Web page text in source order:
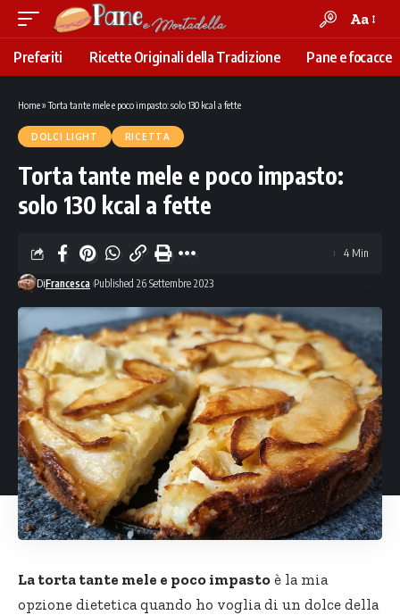
Font
Resizer
Aa
Preferiti Ricette Originali della Tradizione Pane e focacce
Home»Torta tante mele e poco impasto: solo 130 kcal a fette
DOLCI LIGHT RICETTA
Torta tante mele e poco impasto:
solo 130 kcal a fette
DiFrancesca Published 26 Settembre 2023
4 Min
La torta tante mele e poco impasto è la mia
opzione dietetica quando ho voglia di un dolce della